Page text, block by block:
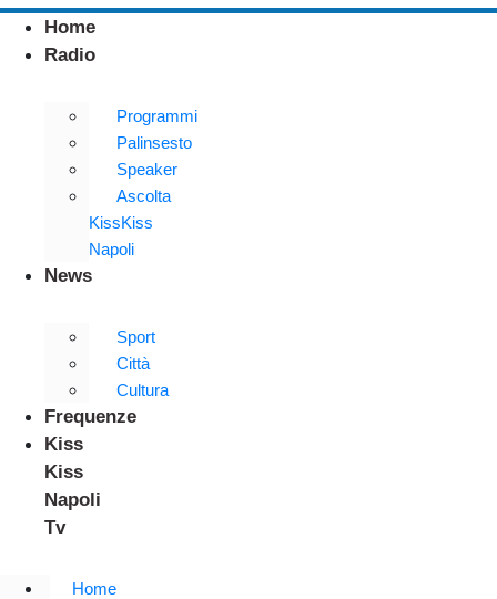
Home
Radio
Programmi
Palinsesto
Speaker
Ascolta
KissKiss
Napoli
News
Sport
Città
Cultura
Frequenze
Kiss
Kiss
Napoli
Tv
Home